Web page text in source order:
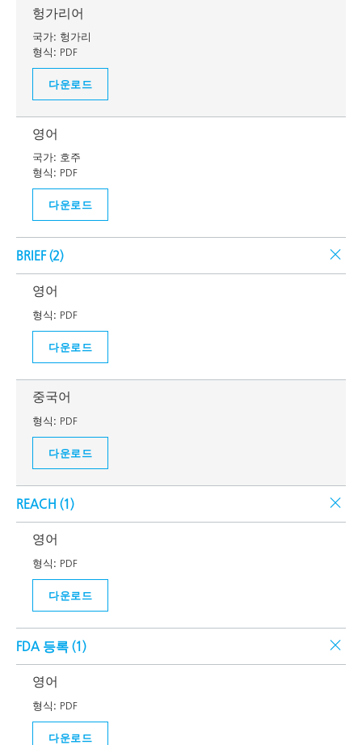
헝가리어
국가: 헝가리
형식: PDF
다운로드
영어
국가: 호주
형식: PDF
다운로드
BRIEF (2)
영어
형식: PDF
다운로드
중국어
형식: PDF
다운로드
REACH (1)
영어
형식: PDF
다운로드
FDA 등록 (1)
영어
형식: PDF
다운로드